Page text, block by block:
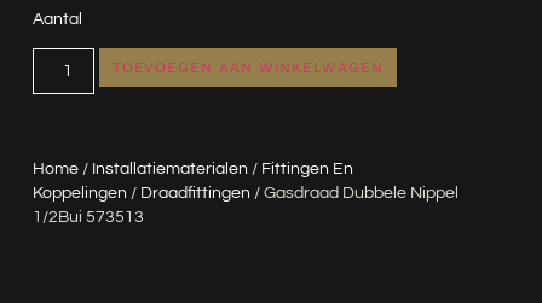
Home/ Installatiematerialen / Fittingen En
Koppelingen / Draadfittingen / Gasdraad Dubbele Nippel
1/2Bui 573513
Aantal
TOEVOEGEN AAN WINKELWAGEN